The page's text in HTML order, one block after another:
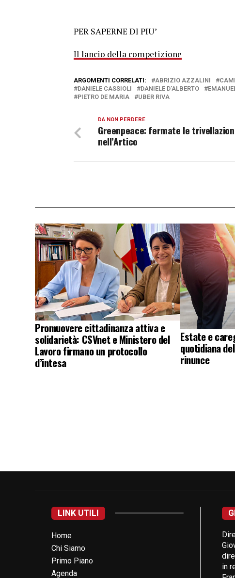
PER SAPERNE DI PIU’
Il lancio della competizione
ARGOMENTI CORRELATI: ABRIZIO AZZALINI
DANIELE CASSIOLI
DANIELE D’ALBERTO
PIETRO DE MARIA
UBER RIVA
DA NON PERDERE
Greenpeace: fermate le
nell’Artico
Promuovere cittadinanza attiva e
solidarietà: CSVnet e Ministero del
Lavoro firmano un protocollo
d’intesa
Estate e
quotidiana
rinunce
LINK UTILI
Home
Chi Siamo
Primo Piano
Agenda
in